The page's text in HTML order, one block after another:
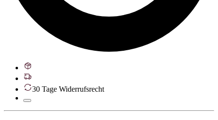
30 Tage Widerrufsrecht